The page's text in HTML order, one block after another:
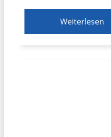
Weiterlesen